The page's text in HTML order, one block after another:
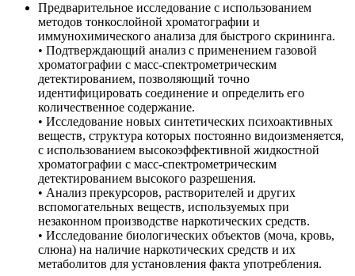
Предварительное исследование с использованием
методов тонкослойной хроматографии и
иммунохимического анализа для быстрого скрининга.
• Подтверждающий анализ с применением газовой
хроматографии с масс-спектрометрическим
детектированием, позволяющий точно
идентифицировать соединение и определить его
количественное содержание.
• Исследование новых синтетических психоактивных
веществ, структура которых постоянно видоизменяется,
с использованием высокоэффективной жидкостной
хроматографии с масс-спектрометрическим
детектированием высокого разрешения.
• Анализ прекурсоров, растворителей и других
вспомогательных веществ, используемых при
незаконном производстве наркотических средств.
• Исследование биологических объектов (моча, кровь,
слюна) на наличие наркотических средств и их
метаболитов для установления факта употребления.